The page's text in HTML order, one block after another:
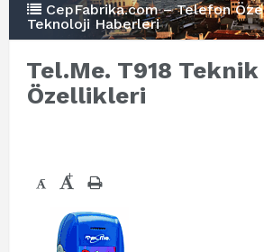
CepFabrika.com – Telefon
Teknoloji Haberleri
Tel.Me. T918 Teknik
Özellikleri
- +